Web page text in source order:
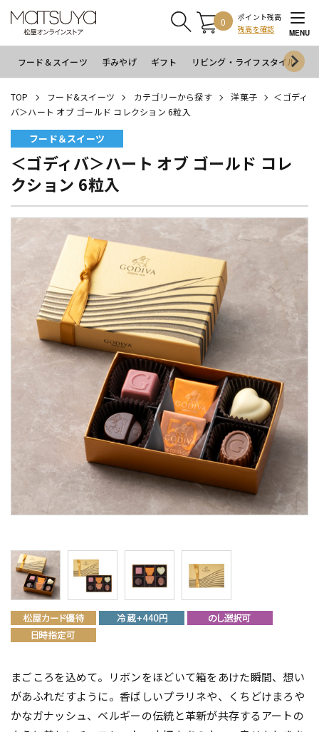
0
ポイント残高
残高を確認
MENU
フード＆スイーツ 手みやげ ギフト リビング・ライフスタイル
TOP フード&スイーツ カテゴリーから探す 洋菓子
＜ゴディ
バ＞ハート オブ ゴールド コレクション 6粒入
フード＆スイーツ
＜ゴディバ＞ハート オブ ゴールド コレ
クション 6粒入
まごころを込めて。リボンをほどいて箱をあけた瞬間、想い
があふれだすように。香ばしいプラリネや、くちどけまろや
かなガナッシュ、ベルギーの伝統と革新が共存するアートの